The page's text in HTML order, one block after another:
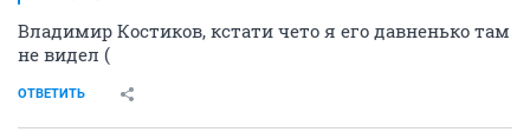
Владимир Костиков, кстати чето я его давненько там
не видел (
ОТВЕТИТЬ